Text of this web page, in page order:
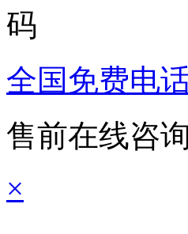
全国免费电
售前在线咨询
×